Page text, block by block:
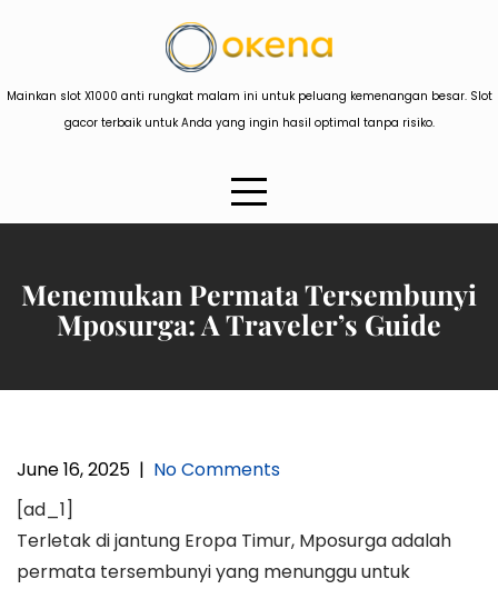
Mainkan slot X1000 anti rungkat malam ini untuk peluang kemenangan besar. Slot
gacor terbaik untuk Anda yang ingin hasil optimal tanpa risiko.
Menemukan Permata Tersembunyi
Mposurga: A Traveler’s Guide
June 16, 2025 | No Comments
[ad_1]
Terletak di jantung Eropa Timur, Mposurga adalah
permata tersembunyi yang menunggu untuk